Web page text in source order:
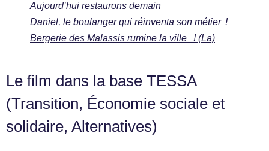
Aujourd’hui restaurons demain
Daniel, le boulanger qui réinventa son métier !
Bergerie des Malassis rumine la ville ! (La)
Le film dans la base TESSA
(Transition, Économie sociale et
solidaire, Alternatives)